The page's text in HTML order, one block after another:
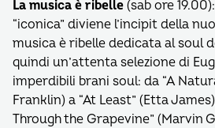
La musica è ribelle (sab ore
“iconica” diviene l’incipit della
musica è ribelle dedicata al soul
quindi un’attenta selezione di
imperdibili brani soul: da “A
Franklin) a “At Least” (Etta
Through the Grapevine” (Marvin